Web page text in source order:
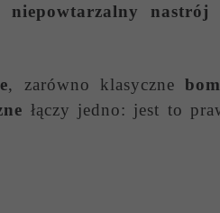
nastrój
, zarówno klasyczne
łączy jedno: jest to